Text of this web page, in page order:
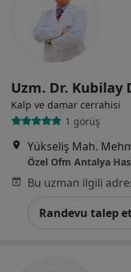
Uzm. Dr. Kubilay
Kalp ve damar cerrahisi
1 görüş
Özel Ofm Antalya
Randevu talep